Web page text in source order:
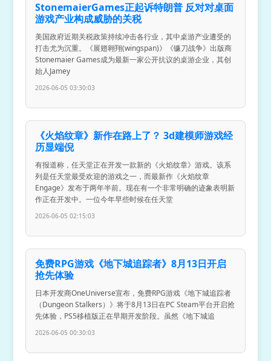
StonemaierGames正起诉特朗普 反对对桌面
游戏产业构成威胁的关税
美国政府近期关税政策持续冲击各行业，其中桌游产业遭受的
打击尤为沉重。《展翅翱翔(wingspan)》《镰刀战争》出版商
Stonemaier Games成为最新一家公开抗议的桌游企业，其创
始人Jamey
2026-06-05 03:30:03
《火焰纹章》新作在路上了？ 3d建模师游戏经
历显端倪
有报道称，任天堂正在开发一款新的《火焰纹章》游戏。该系
列是任天堂最受欢迎的游戏之一，而最新作《火焰纹章
Engage》发布于两年半前。现在有一个非常明确的迹象表明新
作正在开发中。一位今年早些时候在任天堂
2026-06-05 02:15:03
免费RPG游戏《地下城追踪者》8月13日开启
抢先体验
日本开发商OneUniverse宣布，免费RPG游戏《地下城追踪者
（Dungeon Stalkers）》将于8月13日在PC Steam平台开启抢
先体验，PS5移植版正在早期开发阶段。虽然《地下城追
2026-06-05 00:30:03